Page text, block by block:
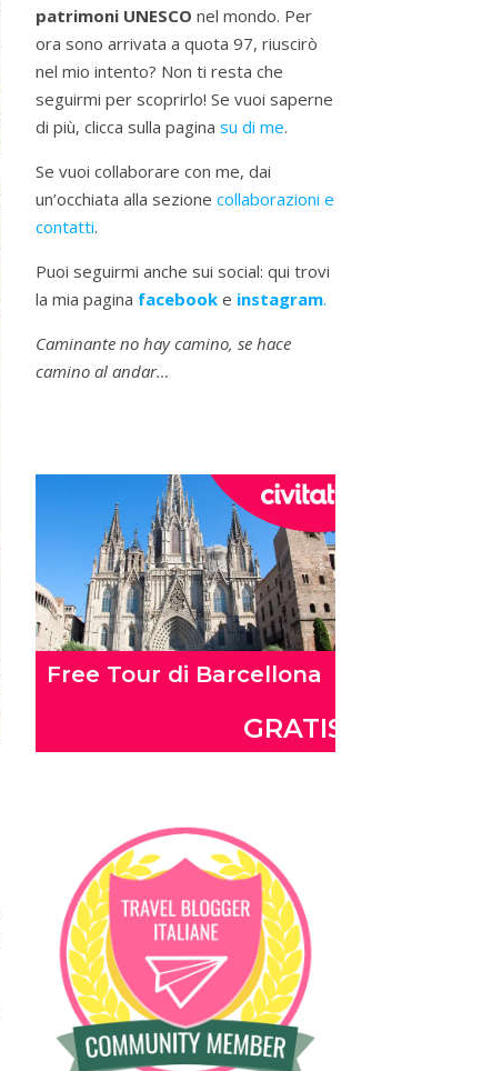
patrimoni UNESCO nel mondo. Per
ora sono arrivata a quota 97, riuscirò
nel mio intento? Non ti resta che
seguirmi per scoprirlo! Se vuoi saperne
di più, clicca sulla pagina su di me.
Se vuoi collaborare con me, dai
un’occhiata alla sezione collaborazioni e
contatti.
Puoi seguirmi anche sui social: qui trovi
la mia pagina facebook e instagram.
Caminante no hay camino, se hace
camino al andar…